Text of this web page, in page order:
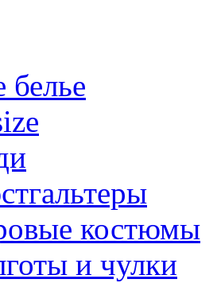
белье
костюмы
и чулки